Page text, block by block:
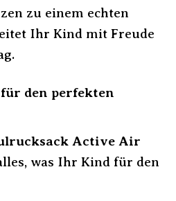
zu einem echten
Ihr Kind mit Freude
den perfekten
Active Air
was Ihr Kind für den